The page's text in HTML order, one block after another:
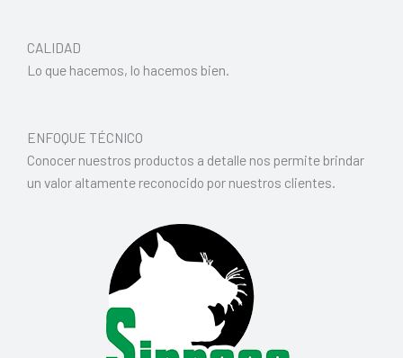
CALIDAD
Lo que hacemos, lo hacemos bien.
ENFOQUE TÉCNICO
Conocer nuestros productos a detalle nos permite brindar
un valor altamente reconocido por nuestros clientes.